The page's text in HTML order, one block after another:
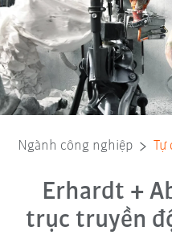
Ngành công nghiệp
Erhardt +
trục truyền